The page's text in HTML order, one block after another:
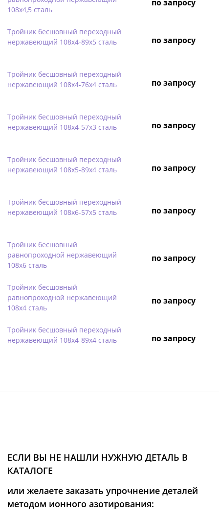
108х4,5 сталь
по запросу
Тройник бесшовный переходный
нержавеющий 108х4-89х5 сталь
по запросу
Тройник бесшовный переходный
нержавеющий 108х4-76х4 сталь
по запросу
Тройник бесшовный переходный
нержавеющий 108х4-57х3 сталь
по запросу
Тройник бесшовный переходный
нержавеющий 108х5-89х4 сталь
по запросу
Тройник бесшовный переходный
нержавеющий 108х6-57х5 сталь
по запросу
Тройник бесшовный
равнопроходной нержавеющий
108х6 сталь
по запросу
Тройник бесшовный
равнопроходной нержавеющий
108х4 сталь
по запросу
Тройник бесшовный переходный
нержавеющий 108х4-89х4 сталь
по запросу
ЕСЛИ ВЫ НЕ НАШЛИ НУЖНУЮ ДЕТАЛЬ В
КАТАЛОГЕ
или желаете заказать упрочнение деталей
методом ионного азотирования: